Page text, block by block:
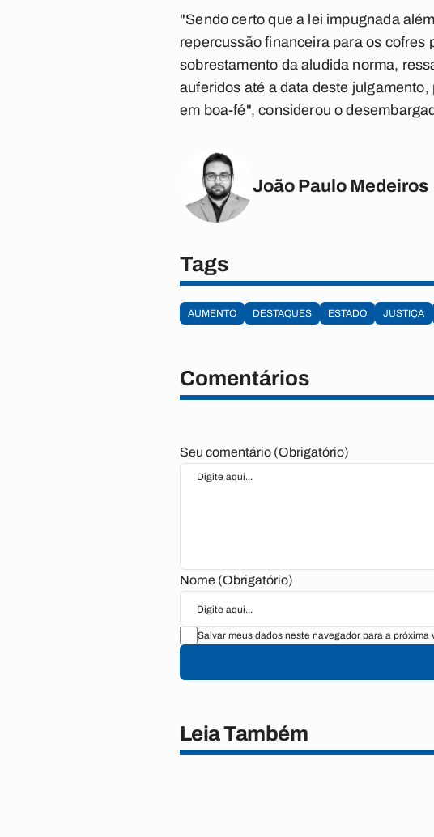
"Sendo certo que a lei impugnada
repercussão financeira para os cofres
sobrestamento da aludida norma,
auferidos até a data deste
em boa-fé", considerou o
João Paulo Medeiros
Tags
AUMENTO DESTAQUES ESTADO JUSTIÇA
Comentários
Seu comentário (Obrigatório)
Nome (Obrigatório)
Salvar meus dados neste navegador para a próxima
Leia Também